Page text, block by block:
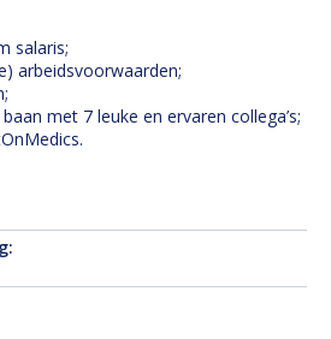
salaris;
arbeidsvoorwaarden;
met 7 leuke en ervaren collega’s;